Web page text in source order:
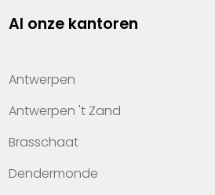
Property management
Kennis van wonen
Kantoren
Veelgestelde vragen
Werken bij Heylen Vastgoed
Al onze kantoren
Antwerpen
Antwerpen 't Zand
Brasschaat
Dendermonde